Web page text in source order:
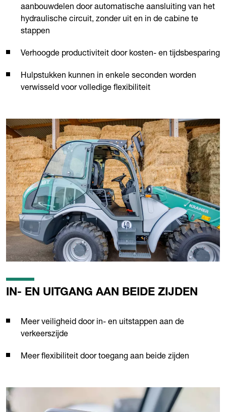
aanbouwdelen door automatische aansluiting van het
hydraulische circuit, zonder uit en in de cabine te
stappen
Verhoogde productiviteit door kosten- en tijdsbesparing
Hulpstukken kunnen in enkele seconden worden
verwisseld voor volledige flexibiliteit
IN- EN UITGANG AAN BEIDE ZIJDEN
Meer veiligheid door in- en uitstappen aan de
verkeerszijde
Meer flexibiliteit door toegang aan beide zijden